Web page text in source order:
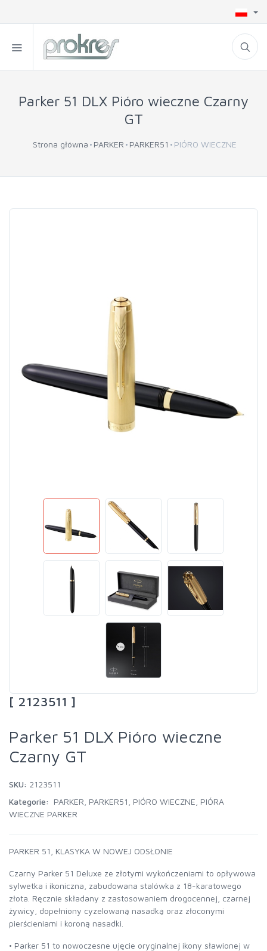
Parker 51 DLX Pióro wieczne Czarny
GT
Strona główna PARKER PARKER51 PIÓRO WIECZNE
[ 2123511 ]
Parker 51 DLX Pióro wieczne
Czarny GT
SKU: 2123511
Kategorie:
PARKER PARKER51 PIÓRO WIECZNE PIÓRA
WIECZNE PARKER
PARKER 51, KLASYKA W NOWEJ ODSŁONIE
Czarny Parker 51 Deluxe ze złotymi wykończeniami to opływowa
sylwetka i ikoniczna, zabudowana stalówka z 18-karatowego
złota. Ręcznie składany z zastosowaniem drogocennej, czarnej
żywicy, dopełniony cyzelowaną nasadką oraz złoconymi
pierścieniami i koroną nasadki.
• Parker 51 to nowoczesne ujęcie oryginalnej ikony sławionej w